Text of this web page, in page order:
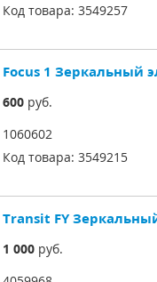
Код товара: 3549257
Focus 1 Зеркальный
600руб.
1060602
Код товара: 3549215
Transit FY
1 000руб.